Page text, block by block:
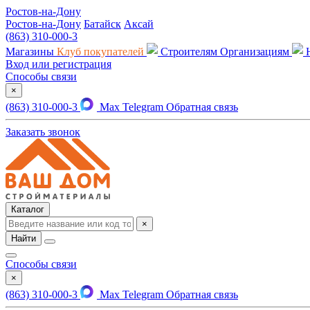
Ростов-на-Дону
Ростов-на-Дону Батайск Аксай
(863) 310-000-3
Магазины Клуб покупателей Строителям Организациям
Вход или регистрация
Способы связи
×
(863) 310-000-3 Max Telegram Обратная связь
Заказать звонок
Каталог
×
Найти
Способы связи
×
(863) 310-000-3 Max Telegram Обратная связь